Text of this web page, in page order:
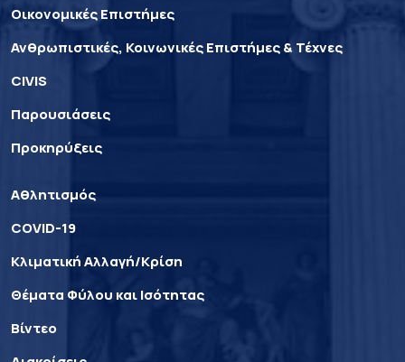
Οικονομικές Επιστήμες
Ανθρωπιστικές, Κοινωνικές Επιστήμες & Τέχνες
CIVIS
Παρουσιάσεις
Προκηρύξεις
Αθλητισμός
COVID-19
Κλιματική Αλλαγή/Κρίση
Θέματα Φύλου και Ισότητας
Βίντεο